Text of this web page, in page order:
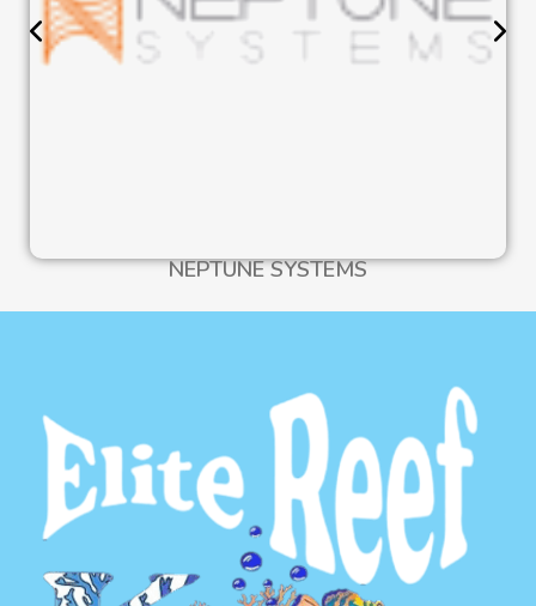
NEPTUNE SYSTEMS